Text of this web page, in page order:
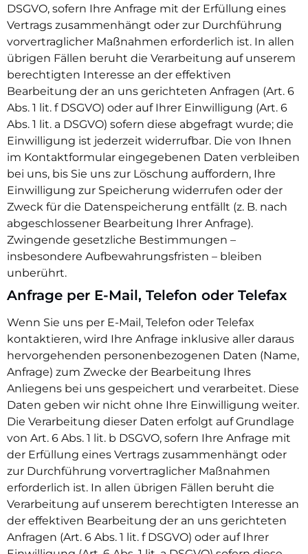
DSGVO, sofern Ihre Anfrage mit der Erfüllung eines
Vertrags zusammenhängt oder zur Durchführung
vorvertraglicher Maßnahmen erforderlich ist. In allen
übrigen Fällen beruht die Verarbeitung auf unserem
berechtigten Interesse an der effektiven
Bearbeitung der an uns gerichteten Anfragen (Art. 6
Abs. 1 lit. f DSGVO) oder auf Ihrer Einwilligung (Art. 6
Abs. 1 lit. a DSGVO) sofern diese abgefragt wurde; die
Einwilligung ist jederzeit widerrufbar. Die von Ihnen
im Kontaktformular eingegebenen Daten verbleiben
bei uns, bis Sie uns zur Löschung auffordern, Ihre
Einwilligung zur Speicherung widerrufen oder der
Zweck für die Datenspeicherung entfällt (z. B. nach
abgeschlossener Bearbeitung Ihrer Anfrage).
Zwingende gesetzliche Bestimmungen –
insbesondere Aufbewahrungsfristen – bleiben
unberührt.
Anfrage per E-Mail, Telefon oder Telefax
Wenn Sie uns per E-Mail, Telefon oder Telefax
kontaktieren, wird Ihre Anfrage inklusive aller daraus
hervorgehenden personenbezogenen Daten (Name,
Anfrage) zum Zwecke der Bearbeitung Ihres
Anliegens bei uns gespeichert und verarbeitet. Diese
Daten geben wir nicht ohne Ihre Einwilligung weiter.
Die Verarbeitung dieser Daten erfolgt auf Grundlage
von Art. 6 Abs. 1 lit. b DSGVO, sofern Ihre Anfrage mit
der Erfüllung eines Vertrags zusammenhängt oder
zur Durchführung vorvertraglicher Maßnahmen
erforderlich ist. In allen übrigen Fällen beruht die
Verarbeitung auf unserem berechtigten Interesse an
der effektiven Bearbeitung der an uns gerichteten
Anfragen (Art. 6 Abs. 1 lit. f DSGVO) oder auf Ihrer